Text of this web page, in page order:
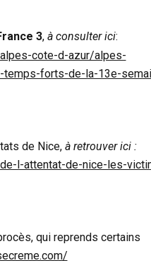
3, à consulter ici:
cote-d-azur/alpes-
forts-de-la-13e-
de Nice, à retrouver ici :
l-attentat-de-nice-les-
qui reprends certains